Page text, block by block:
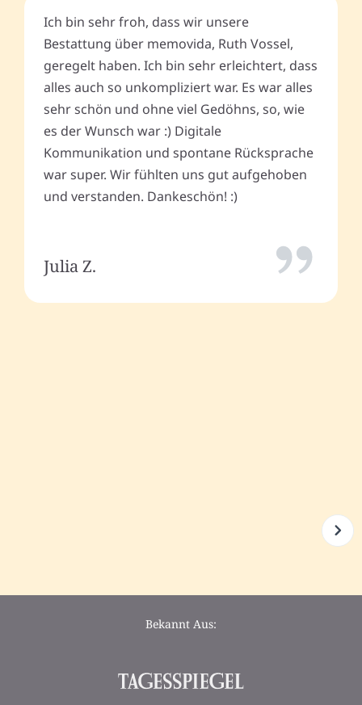
Ich bin sehr froh, dass wir unsere
Bestattung über memovida, Ruth Vossel,
geregelt haben. Ich bin sehr erleichtert, dass
alles auch so unkompliziert war. Es war alles
sehr schön und ohne viel Gedöhns, so, wie
es der Wunsch war :) Digitale
Kommunikation und spontane Rücksprache
war super. Wir fühlten uns gut aufgehoben
und verstanden. Dankeschön! :)
Julia Z.
Bekannt Aus: